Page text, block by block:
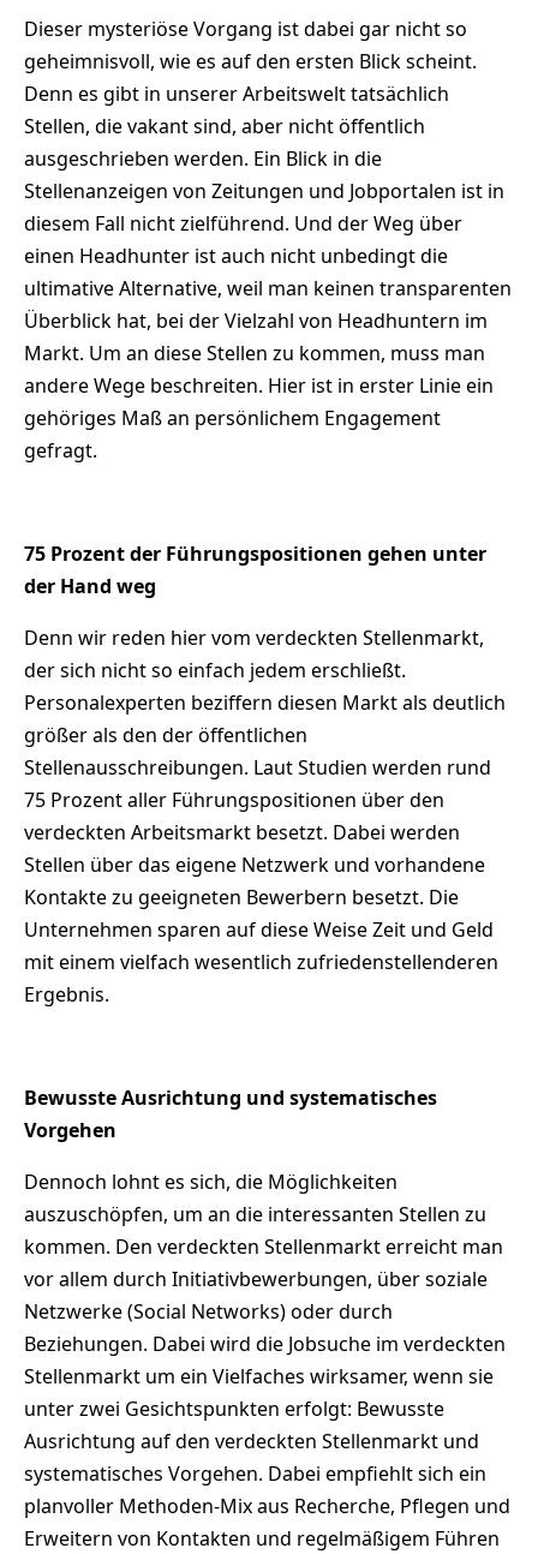
Dieser mysteriöse Vorgang ist dabei gar nicht so
geheimnisvoll, wie es auf den ersten Blick scheint.
Denn es gibt in unserer Arbeitswelt tatsächlich
Stellen, die vakant sind, aber nicht öffentlich
ausgeschrieben werden. Ein Blick in die
Stellenanzeigen von Zeitungen und Jobportalen ist in
diesem Fall nicht zielführend. Und der Weg über
einen Headhunter ist auch nicht unbedingt die
ultimative Alternative, weil man keinen transparenten
Überblick hat, bei der Vielzahl von Headhuntern im
Markt. Um an diese Stellen zu kommen, muss man
andere Wege beschreiten. Hier ist in erster Linie ein
gehöriges Maß an persönlichem Engagement
gefragt.
75 Prozent der Führungspositionen gehen unter
der Hand weg
Denn wir reden hier vom verdeckten Stellenmarkt,
der sich nicht so einfach jedem erschließt.
Personalexperten beziffern diesen Markt als deutlich
größer als den der öffentlichen
Stellenausschreibungen. Laut Studien werden rund
75 Prozent aller Führungspositionen über den
verdeckten Arbeitsmarkt besetzt. Dabei werden
Stellen über das eigene Netzwerk und vorhandene
Kontakte zu geeigneten Bewerbern besetzt. Die
Unternehmen sparen auf diese Weise Zeit und Geld
mit einem vielfach wesentlich zufriedenstellenderen
Ergebnis.
Bewusste Ausrichtung und systematisches
Vorgehen
Dennoch lohnt es sich, die Möglichkeiten
auszuschöpfen, um an die interessanten Stellen zu
kommen. Den verdeckten Stellenmarkt erreicht man
vor allem durch Initiativbewerbungen, über soziale
Netzwerke (Social Networks) oder durch
Beziehungen. Dabei wird die Jobsuche im verdeckten
Stellenmarkt um ein Vielfaches wirksamer, wenn sie
unter zwei Gesichtspunkten erfolgt: Bewusste
Ausrichtung auf den verdeckten Stellenmarkt und
systematisches Vorgehen. Dabei empfiehlt sich ein
planvoller Methoden-Mix aus Recherche, Pflegen und
Erweitern von Kontakten und regelmäßigem Führen